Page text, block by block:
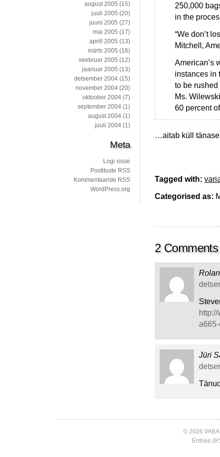
250,000
in the
“We don’t
Mitchell,
American’s
instances in
to be
Ms.
60 percent
…aitab küll
Tagged with:
Categorised as:
2 Comments
Jüri
august 2005 (15)
juuli 2005 (20)
juuni 2005 (27)
mai 2005 (17)
aprill 2005 (13)
märts 2005 (16)
veebruar 2005 (12)
jaanuar 2005 (13)
detsember 2004 (15)
november 2004 (20)
oktoober 2004 (7)
september 2004 (1)
august 2004 (1)
juuli 2004 (1)
Meta
Logi sisse
Postituste RSS
Kommentaaride RSS
WordPress.org
© 2026
Entries